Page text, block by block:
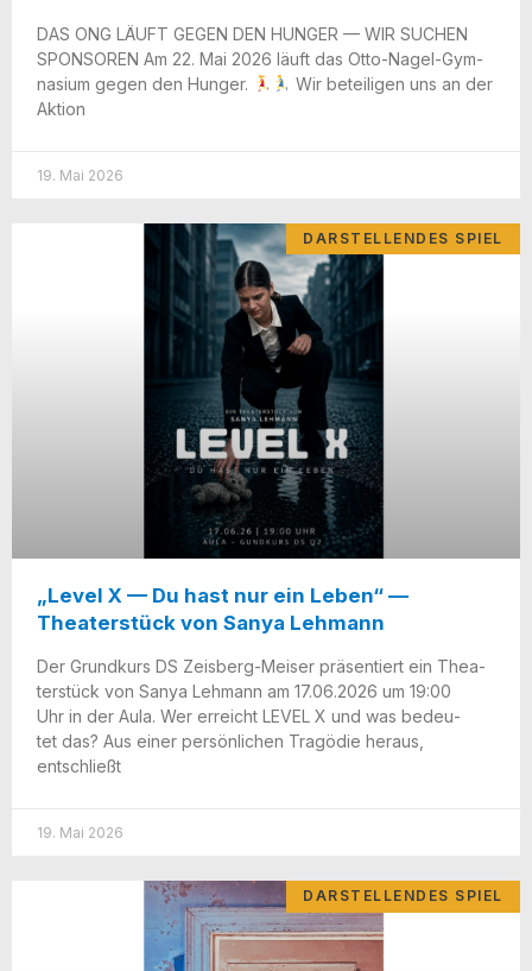
DAS ONG LÄUFT GEGEN DEN HUNGER — WIR SUCHEN
SPONSOREN Am 22. Mai 2026 läuft das Otto-Nagel-Gym­
na­­si­um gegen den Hun­ger.
Wir betei­li­gen uns an der
Aktion
19. Mai 2026
DARSTELLENDES SPIEL
„Level X — Du hast nur ein Leben“ —
Theaterstück von Sanya Lehmann
Der Grund­kurs DS Zeisberg-Mei­­ser prä­sen­tiert ein Thea­
ter­stück von Sanya Leh­mann am 17.06.2026 um 19:00
Uhr in der Aula. Wer erreicht LEVEL X und was bedeu­
tet das? Aus einer per­sön­li­chen Tra­gö­die her­aus,
entschließt
19. Mai 2026
DARSTELLENDES SPIEL